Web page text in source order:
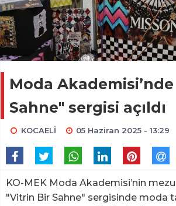
Moda
Sahne" sergisi açıldı
KOCAELİ 05 Haziran 2025 - 13:29
KO-MEK Moda Akademisi’nin
"Vitrin Bir Sahne" sergisinde moda